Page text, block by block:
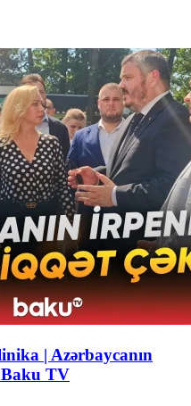
| Azərbaycanın
Baku TV